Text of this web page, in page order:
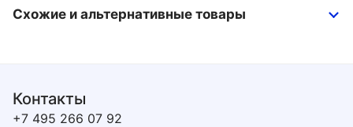
Схожие и альтернативные товары
Контакты
+7 495 266 07 92